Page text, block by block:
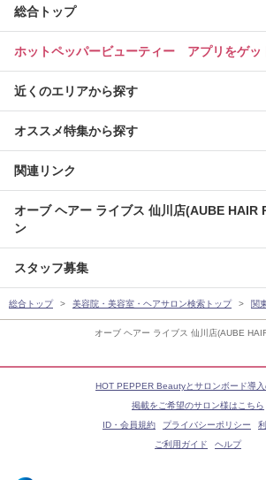
オーブ ヘアー ライブス 仙川店(AUBE
総合トップ
ホットペッパービューティー アプリをゲッ
近くのエリアから探す
オススメ特集から探す
関連リンク
オーブ ヘアー ライブス 仙川店(AUBE HAIR
ン
スタッフ募集
総合トップ 美容院・美容室・ヘアサロン検索トップ 関
HOT PEPPER Beautyとサロンボード導入
掲載をご希望のサロン様はこちら
ID・会員規約
プライバシーポリシー
ご利用ガイド
ヘルプ